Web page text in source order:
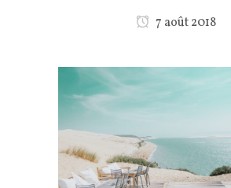
7 août 2018